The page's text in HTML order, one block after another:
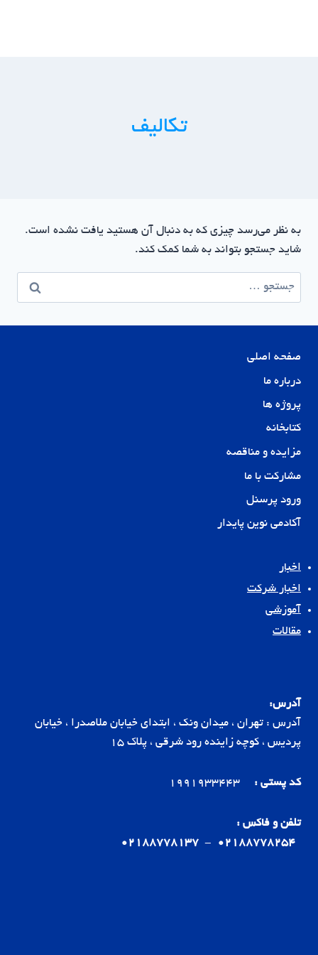
تکالیف
به نظر می‌رسد چیزی که به دنبال آن هستید یافت نشده است.
شاید جستجو بتواند به شما کمک کند.
جستجو
برای:
صفحه اصلی
درباره ما
پروژه ها
کتابخانه
مزایده و مناقصه
مشارکت با ما
ورود پرسنل
آکادمی نوین پایدار
اخبار
اخبار شرکت
آموزشی
مقالات
آدرس:
آدرس : تهران ، میدان ونک ، ابتدای خیابان ملاصدرا ، خیابان
پردیس ، کوچه زاینده رود شرقی ، پلاک 15
کد پستی :
تلفن و فاکس :
02188778254
-
02188778137